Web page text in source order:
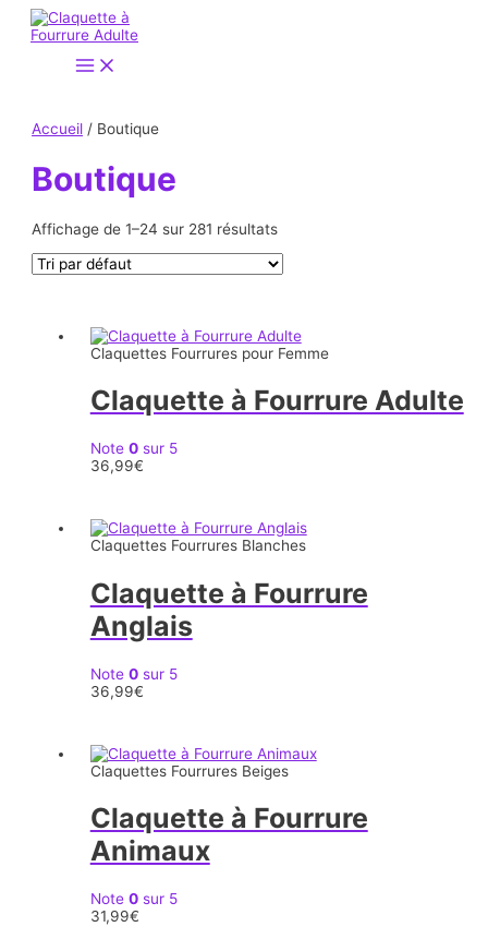
Aller
Main
Menu
Accueil / Boutique
Boutique
Affichage de 1–24 sur 281 résultats
Claquettes Fourrures pour Femme
Claquette à Fourrure Adulte
Note 0sur 5
36,99€
Claquettes Fourrures Blanches
Claquette à Fourrure
Anglais
Note 0sur 5
36,99€
Claquettes Fourrures Beiges
Claquette à Fourrure
Animaux
Note 0sur 5
31,99€